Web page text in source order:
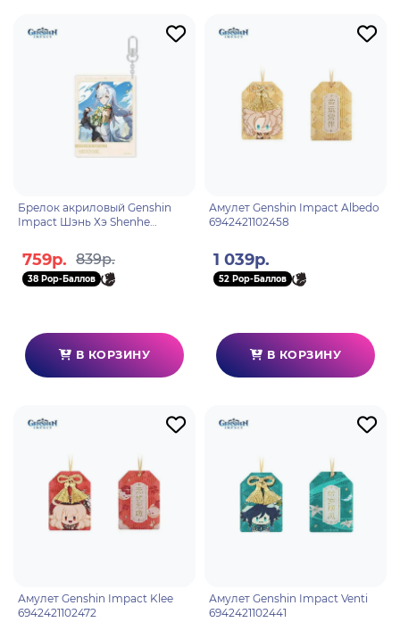
Брелок акриловый Genshin
Impact Шэнь Хэ Shenhe
759р. 839р.
38 Pop-Баллов
В КОРЗИНУ
Амулет Genshin Impact Albedo
6942421102458
1 039р.
52 Pop-Баллов
В КОРЗИНУ
Амулет Genshin Impact Klee
6942421102472
Амулет Genshin Impact Venti
6942421102441